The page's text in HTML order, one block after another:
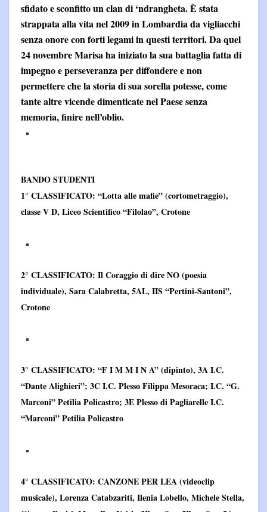
sfidato e sconfitto un clan di ‘ndrangheta. È stata
strappata alla vita nel 2009 in Lombardia da vigliacchi
senza onore con forti legami in questi territori. Da quel
24 novembre Marisa ha iniziato la sua battaglia fatta di
impegno e perseveranza per diffondere e non
permettere che la storia di sua sorella potesse, come
tante altre vicende dimenticate nel Paese senza
memoria, finire nell’oblio.
BANDO STUDENTI
1° CLASSIFICATO: “Lotta alle mafie” (cortometraggio),
classe V D, Liceo Scientifico “Filolao”, Crotone
2° CLASSIFICATO: Il Coraggio di dire NO (poesia
individuale), Sara Calabretta, 5AL, IIS “Pertini-Santoni”,
Crotone
3° CLASSIFICATO: “F I M M I N A” (dipinto), 3A I.C.
“Dante Alighieri”; 3C I.C. Plesso Filippa Mesoraca; I.C. “G.
Marconi” Petilia Policastro; 3E Plesso di Pagliarelle I.C.
“Marconi” Petilia Policastro
4° CLASSIFICATO: CANZONE PER LEA (videoclip
musicale), Lorenza Catabzariti, Ilenia Lobello, Michele Stella,